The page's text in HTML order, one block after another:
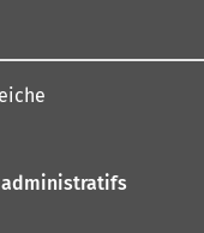
administratifs